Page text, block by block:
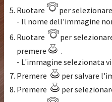
Ruotare
per
- Il nome dell'immagine
Ruotare
per
premere
.
- L'immagine selezionata
Premere
per salvare
Premere
per